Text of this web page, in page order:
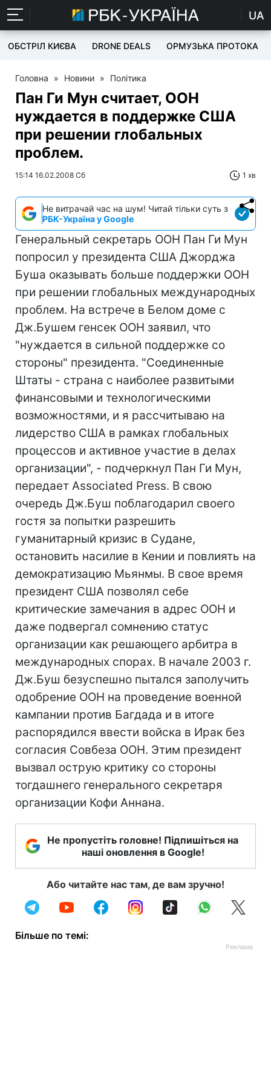
UA
ОБСТРІЛ КИЄВА DRONE DEALS ОРМУЗЬКА ПРОТОКА
Головна » Новини » Політика
Пан Ги Мун считает, ООН
нуждается в поддержке США
при решении глобальных
проблем.
15:14 16.02.2008 Сб 1 хв
Не витрачай час на шум! Читай тільки суть з
РБК-Україна у Google
Генеральный секретарь ООН Пан Ги Мун
попросил у президента США Джорджа
Буша оказывать больше поддержки ООН
при решении глобальных международных
проблем. На встрече в Белом доме с
Дж.Бушем генсек ООН заявил, что
"нуждается в сильной поддержке со
стороны" президента. "Соединенные
Штаты - страна с наиболее развитыми
финансовыми и технологическими
возможностями, и я рассчитываю на
лидерство США в рамках глобальных
процессов и активное участие в делах
организации", - подчеркнул Пан Ги Мун,
передает Associated Press. В свою
очередь Дж.Буш поблагодарил своего
гостя за попытки разрешить
гуманитарный кризис в Судане,
остановить насилие в Кении и повлиять на
демократизацию Мьянмы. В свое время
президент США позволял себе
критические замечания в адрес ООН и
даже подвергал сомнению статус
организации как решающего арбитра в
международных спорах. В начале 2003 г.
Дж.Буш безуспешно пытался заполучить
одобрение ООН на проведение военной
кампании против Багдада и в итоге
распорядился ввести войска в Ирак без
согласия Совбеза ООН. Этим президент
вызвал острую критику со стороны
тогдашнего генерального секретаря
организации Кофи Аннана.
Не пропустіть головне! Підпишіться на
наші оновлення в Google!
Або читайте нас там, де вам зручно!
Більше по темі: